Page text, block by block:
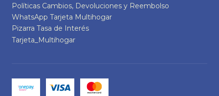
Políticas Cambios, Devoluciones y Reembolso
WhatsApp Tarjeta Multihogar
Pizarra Tasa de Interés
Tarjeta_Multihogar